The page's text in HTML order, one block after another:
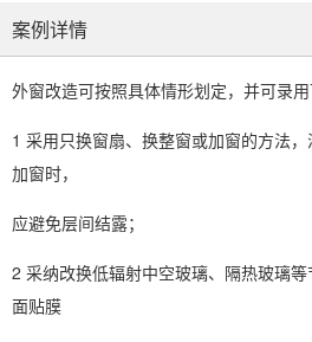
案例详情
外窗改造可按照具体情形划定，并可录用
1 采用只换窗扇、换整窗或加窗的方法，
加窗时，
应避免层间结露；
2 采纳改换低辐射中空玻璃、隔热玻璃
面贴膜